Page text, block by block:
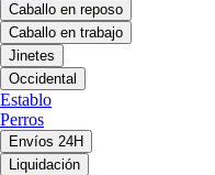
Caballo en reposo
Caballo en trabajo
Jinetes
Occidental
Establo
Perros
Envíos 24H
Liquidación